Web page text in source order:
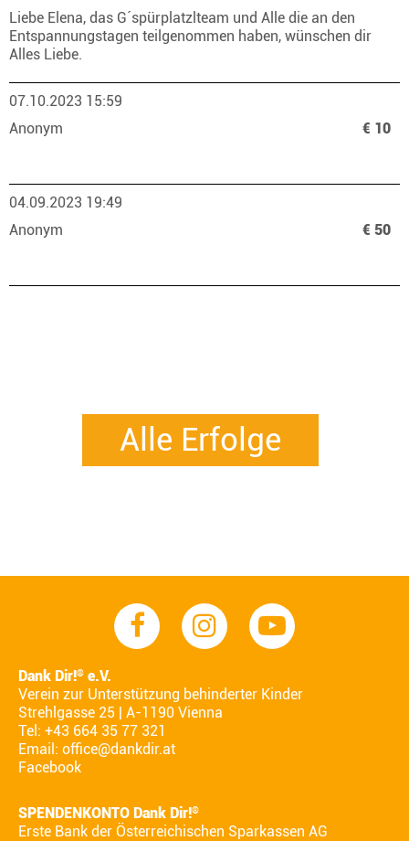
Liebe Elena, das G´spürplatzlteam und Alle die an den
Entspannungstagen teilgenommen haben, wünschen dir
Alles Liebe.
07.10.2023 15:59
Anonym
€ 10
04.09.2023 19:49
Anonym
€ 50
Alle Erfolge
Dank Dir!® e.V.
Verein zur Unterstützung behinderter Kinder
Strehlgasse 25 | A-1190 Vienna
Tel: +43 664 35 77 321
Email: office@dankdir.at
Facebook
SPENDENKONTO Dank Dir!®
Erste Bank der Österreichischen Sparkassen AG